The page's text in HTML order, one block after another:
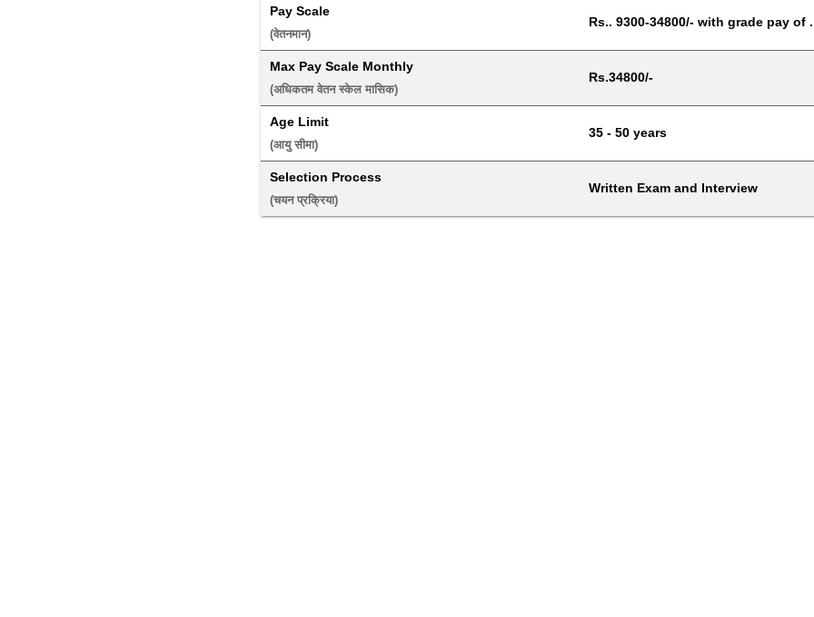
Pay Scale
(वेतनमान)
Rs.. 9300-34800/- with grade pay of
Max Pay Scale Monthly
(अधिकतम वेतन स्केल मासिक)
Rs.34800/-
Age Limit
(आयु सीमा)
35 - 50 years
Selection Process
(चयन प्रक्रिया)
Written Exam and Interview